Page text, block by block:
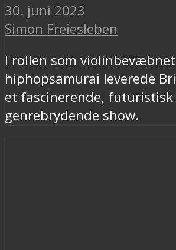
30. juni 2023
Simon Freiesleben
I rollen som violinbevæbnet
hiphopsamurai leverede
et fascinerende, futuristisk
genrebrydende show.